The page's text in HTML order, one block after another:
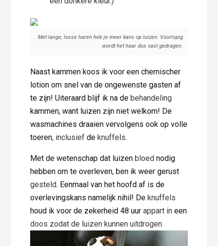
Met lange, losse haren heb je meer kans op luizen. Voorlopig
wordt het haar dus vast gedragen.
Naast kammen koos ik voor een chemischer
lotion om snel van de ongewenste gasten af
te zijn! Uiteraard blijf ik na debehandeling
kammen, want luizen zijn niet welkom! De
wasmachines draaien vervolgens ook op volle
toeren, inclusief deknuffels.
Met de wetenschap dat luizenbloed nodig
hebben om te overleven, ben ik weer gerust
gesteld. Eenmaal van het hoofd af is de
overlevingskans namelijk nihil! Deknuffels
houd ik voor de zekerheid 48 uurappart in een
doos zodat de luizen kunnen uitdrogen.